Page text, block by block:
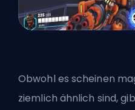
Obwohl es scheinen
ziemlich ähnlich sind,